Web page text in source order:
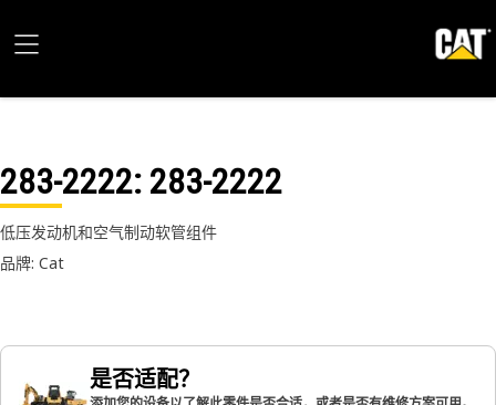
283-2222: 283-2222
低压发动机和空气制动软管组件
品牌: Cat
是否适配？